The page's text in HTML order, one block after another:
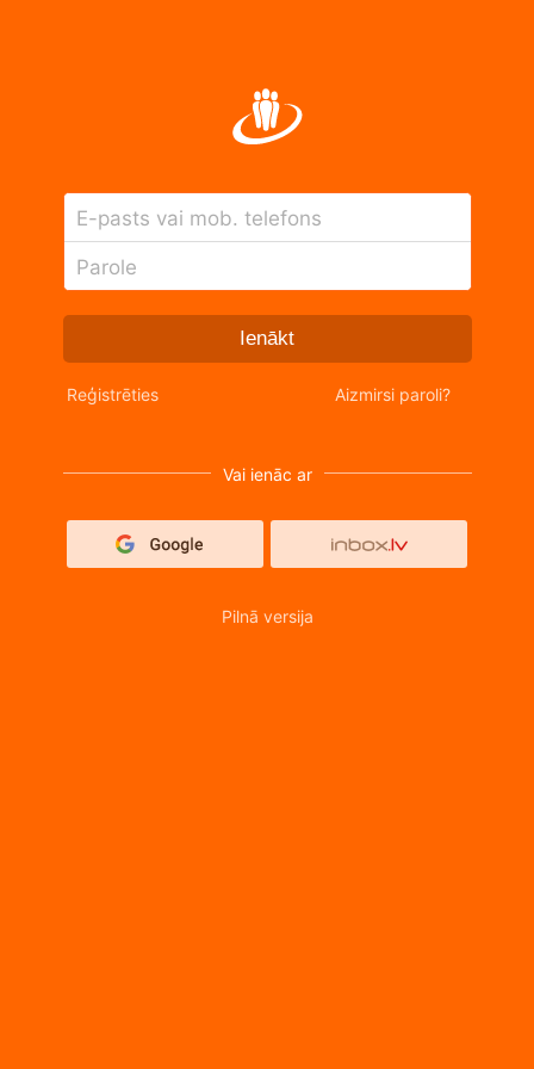
E-pasts vai mob. telefons
Parole
Ienākt
Reģistrēties Aizmirsi paroli?
Vai ienāc ar
Pilnā versija